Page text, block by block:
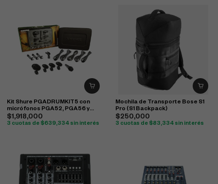
Kit Shure PGADRUMKIT5 con
micrófonos PGA52, PGA56 y
PGA57 para batería
$1,918,000
3 cuotas de $639,334 sin interés
Mochila de Transporte Bose S1
Pro (S1 Backpack)
$250,000
3 cuotas de $83,334 sin interés